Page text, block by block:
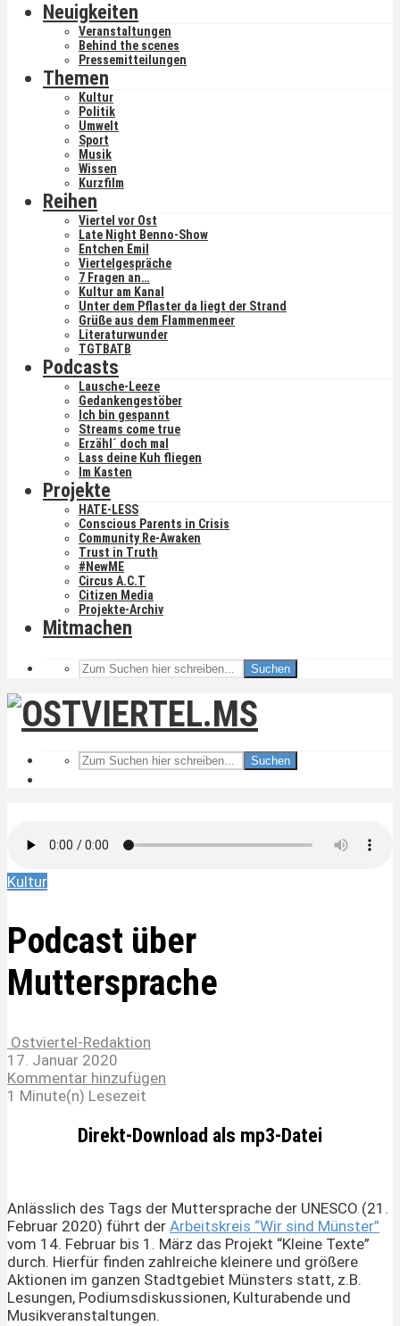
Neuigkeiten
Veranstaltungen
Behind the scenes
Pressemitteilungen
Themen
Kultur
Politik
Umwelt
Sport
Musik
Wissen
Kurzfilm
Reihen
Viertel vor Ost
Late Night Benno-Show
Entchen Emil
Viertelgespräche
7 Fragen an…
Kultur am Kanal
Unter dem Pflaster da liegt der Strand
Grüße aus dem Flammenmeer
Literaturwunder
TGTBATB
Podcasts
Lausche-Leeze
Gedankengestöber
Ich bin gespannt
Streams come true
Erzähl´ doch mal
Lass deine Kuh fliegen
Im Kasten
Projekte
HATE-LESS
Conscious Parents in Crisis
Community Re-Awaken
Trust in Truth
#NewME
Circus A.C.T
Citizen Media
Projekte-Archiv
Mitmachen
Suchen
Suchen
Kultur
Podcast über
Muttersprache
Ostviertel-Redaktion
17. Januar 2020
Kommentar hinzufügen
1 Minute(n) Lesezeit
Direkt-Download als mp3-Datei
Anlässlich des Tags der Muttersprache der UNESCO (21.
Februar 2020) führt der Arbeitskreis “Wir sind Münster”
vom 14. Februar bis 1. März das Projekt “Kleine Texte”
durch. Hierfür finden zahlreiche kleinere und größere
Aktionen im ganzen Stadtgebiet Münsters statt, z.B.
Lesungen, Podiumsdiskussionen, Kulturabende und
Musikveranstaltungen.